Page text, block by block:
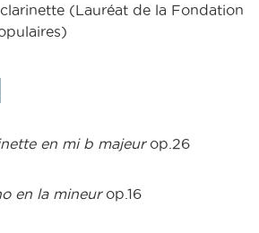
(Lauréat de la Fondation
en mi b majeurop.26
en la mineurop.16